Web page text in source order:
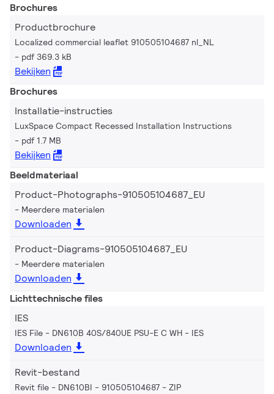
Brochures
Productbrochure
Localized commercial leaflet 910505104687 nl_NL
pdf 369.3 kB
Bekijken
Brochures
Installatie-instructies
LuxSpace Compact Recessed Installation Instructions
pdf 1.7 MB
Bekijken
Beeldmateriaal
Product-Photographs-910505104687_EU
Meerdere materialen
Downloaden
Product-Diagrams-910505104687_EU
Meerdere materialen
Downloaden
Lichttechnische files
IES
IES File - DN610B 40S/840UE PSU-E C WH IES
Downloaden
Revit-bestand
Revit file - DN610BI - 910505104687 ZIP